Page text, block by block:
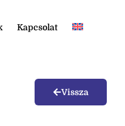
Kapcsolat
Vissza